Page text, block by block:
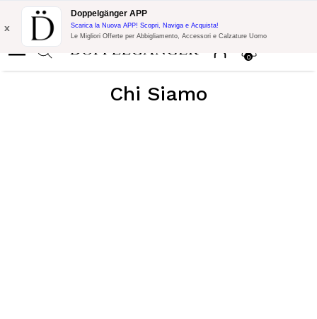
Spedizione Gratuita su Tutto!
Acquisto con codice:
0
x
Doppelgänger APP
Scarica la Nuova APP! Scopri, Naviga e Acquista!
Le Migliori Offerte per Abbigliamento, Accessori e Calzature Uomo
Chi Siamo